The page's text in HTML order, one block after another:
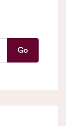
Go